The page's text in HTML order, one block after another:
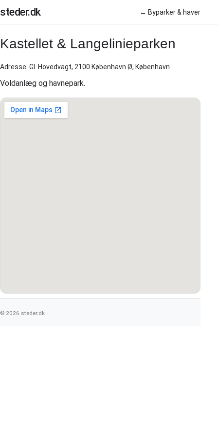
steder.dk ← Byparker & haver
Kastellet & Langelinieparken
Adresse: Gl. Hovedvagt, 2100 København Ø, København
Voldanlæg og havnepark.
© 2026 steder.dk